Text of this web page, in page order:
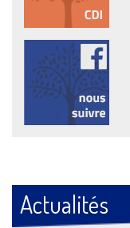
Actualités